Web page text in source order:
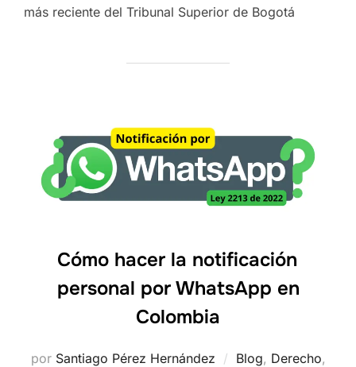
más reciente del Tribunal Superior de Bogotá
Cómo hacer la notificación
personal por WhatsApp en
Colombia
por Santiago Pérez Hernández Blog, Derecho,